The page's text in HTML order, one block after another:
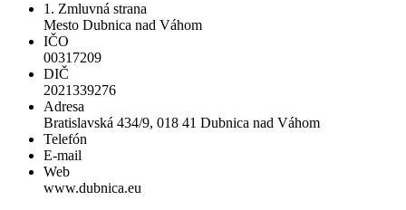
1. Zmluvná strana
Mesto Dubnica nad Váhom
IČO
00317209
DIČ
2021339276
Adresa
Bratislavská 434/9, 018 41 Dubnica nad Váhom
Telefón
E-mail
Web
www.dubnica.eu